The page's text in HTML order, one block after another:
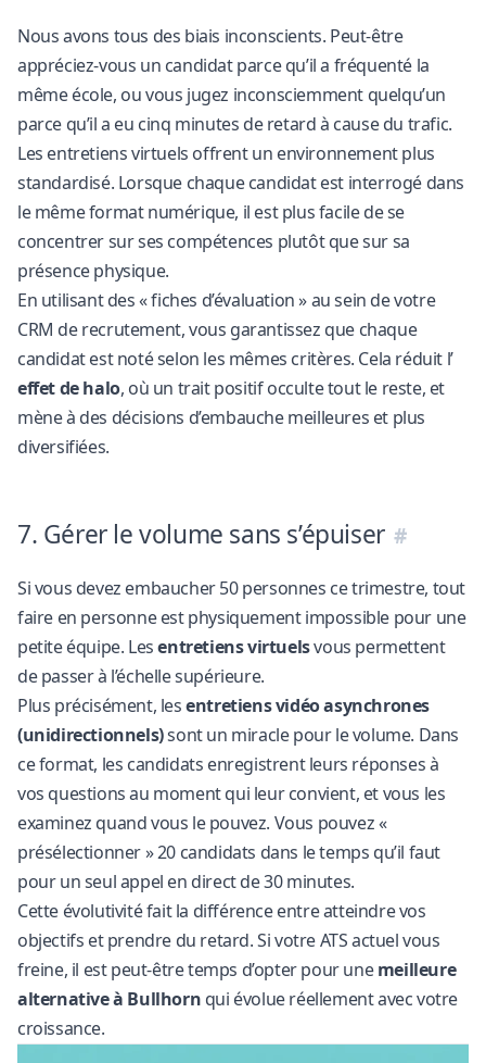
Nous avons tous des biais inconscients. Peut-être
appréciez-vous un candidat parce qu’il a fréquenté la
même école, ou vous jugez inconsciemment quelqu’un
parce qu’il a eu cinq minutes de retard à cause du trafic.
Les entretiens virtuels offrent un environnement plus
standardisé. Lorsque chaque candidat est interrogé dans
le même format numérique, il est plus facile de se
concentrer sur ses compétences plutôt que sur sa
présence physique.
En utilisant des « fiches d’évaluation » au sein de votre
CRM de recrutement, vous garantissez que chaque
candidat est noté selon les mêmes critères. Cela réduit l’
effet de halo, où un trait positif occulte tout le reste, et
mène à des décisions d’embauche meilleures et plus
diversifiées.
7. Gérer le volume sans s’épuiser
Si vous devez embaucher 50 personnes ce trimestre, tout
faire en personne est physiquement impossible pour une
petite équipe. Lesentretiens virtuelsvous permettent
de passer à l’échelle supérieure.
Plus précisément, lesentretiens vidéo asynchrones
(unidirectionnels)sont un miracle pour le volume. Dans
ce format, les candidats enregistrent leurs réponses à
vos questions au moment qui leur convient, et vous les
examinez quand vous le pouvez. Vous pouvez «
présélectionner » 20 candidats dans le temps qu’il faut
pour un seul appel en direct de 30 minutes.
Cette évolutivité fait la différence entre atteindre vos
objectifs et prendre du retard. Si votre ATS actuel vous
freine, il est peut-être temps d’opter pour unemeilleure
alternative à Bullhorn qui évolue réellement avec votre
croissance.